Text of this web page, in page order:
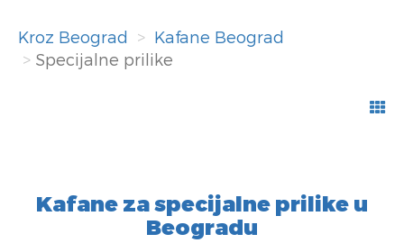
Kroz Beograd
Kafane Beograd
Specijalne prilike
Kafane za specijalne prilike u
Beogradu